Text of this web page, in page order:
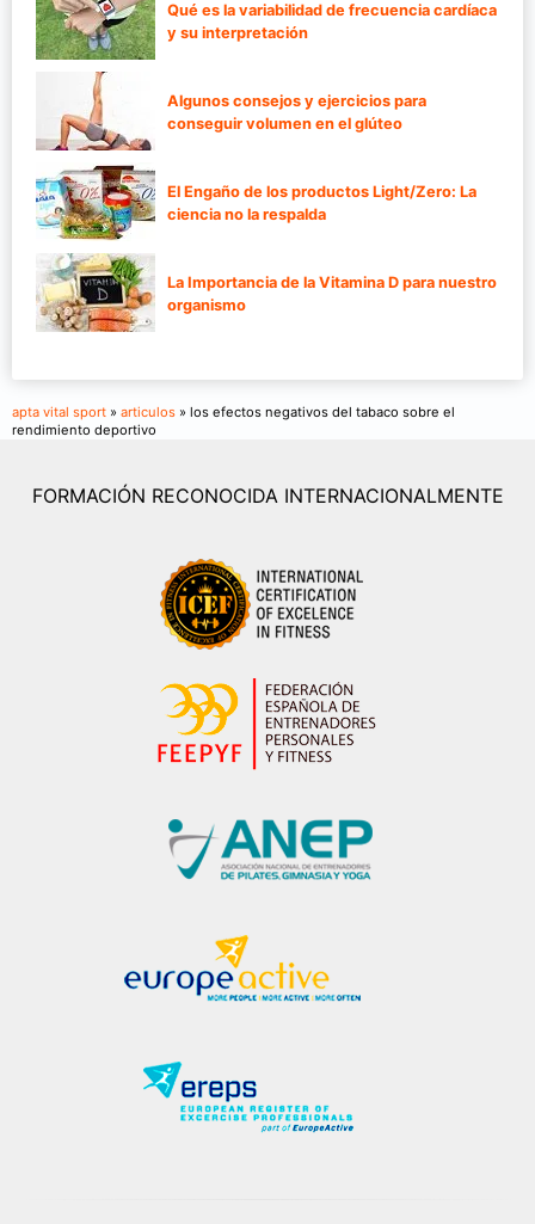
Qué es la variabilidad de frecuencia cardíaca
y su interpretación
Algunos consejos y ejercicios para
conseguir volumen en el glúteo
El Engaño de los productos Light/Zero: La
ciencia no la respalda
La Importancia de la Vitamina D para nuestro
organismo
apta vital sport » articulos » los efectos negativos del tabaco sobre el
rendimiento deportivo
FORMACIÓN RECONOCIDA INTERNACIONALMENTE